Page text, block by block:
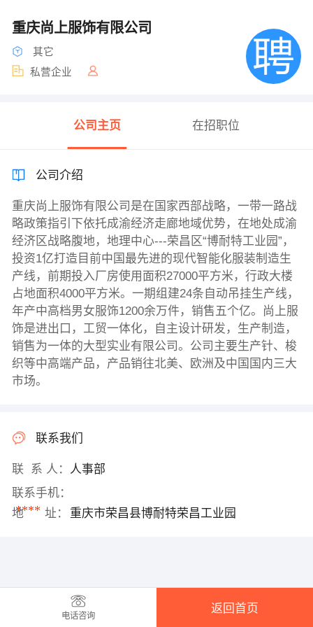
重庆尚上服饰有限公司
其它
私营企业
公司主页 在招职位
公司介绍
重庆尚上服饰有限公司是在国家西部战略，一带一路战
略政策指引下依托成渝经济走廊地域优势，在地处成渝
经济区战略腹地，地理中心---荣昌区“博耐特工业园”，
投资1亿打造目前中国最先进的现代智能化服装制造生
产线，前期投入厂房使用面积27000平方米，行政大楼
占地面积4000平方米。一期组建24条自动吊挂生产线，
年产中高档男女服饰1200余万件，销售五个亿。尚上服
饰是进出口，工贸一体化，自主设计研发，生产制造，
销售为一体的大型实业有限公司。公司主要生产针、梭
织等中高端产品，产品销往北美、欧洲及中国国内三大
市场。
联系我们
联 系 人： 人事部
联系手机：
****
地 址： 重庆市荣昌县博耐特荣昌工业园
电话咨询
返回首页